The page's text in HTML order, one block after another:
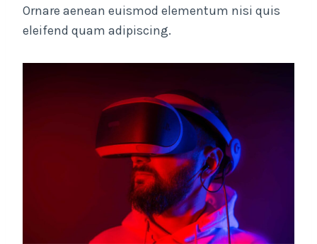
Ornare aenean euismod elementum nisi quis
eleifend quam adipiscing.